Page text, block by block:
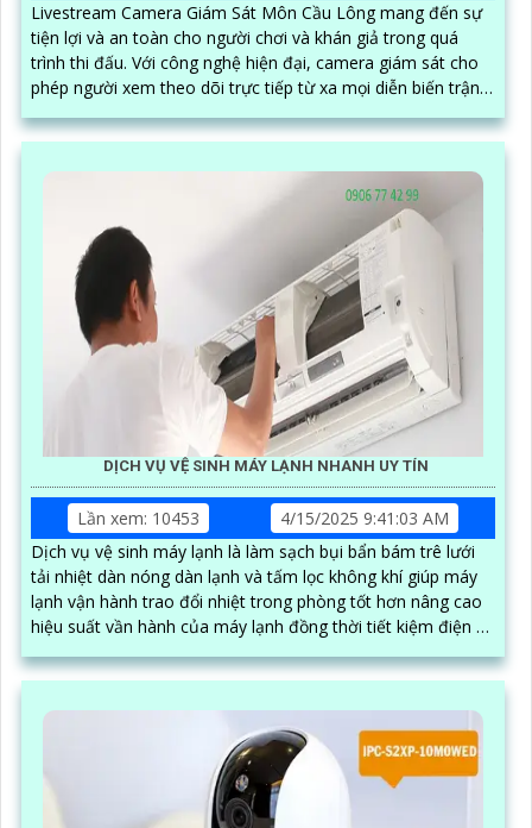
Livestream Camera Giám Sát Môn Cầu Lông mang đến sự
tiện lợi và an toàn cho người chơi và khán giả trong quá
trình thi đấu. Với công nghệ hiện đại, camera giám sát cho
phép người xem theo dõi trực tiếp từ xa mọi diễn biến trận
đấu một cách chi tiết và rõ ràng
DỊCH VỤ VỆ SINH MÁY LẠNH NHANH UY TÍN
Lần xem: 10453
4/15/2025 9:41:03 AM
Dịch vụ vệ sinh máy lạnh là làm sạch bụi bẩn bám trê lưới
tải nhiệt dàn nóng dàn lạnh và tấm lọc không khí giúp máy
lạnh vận hành trao đổi nhiệt trong phòng tốt hơn nâng cao
hiệu suất vần hành của máy lạnh đồng thời tiết kiệm điện và
tạo không khí trong lành chống mùi hôi